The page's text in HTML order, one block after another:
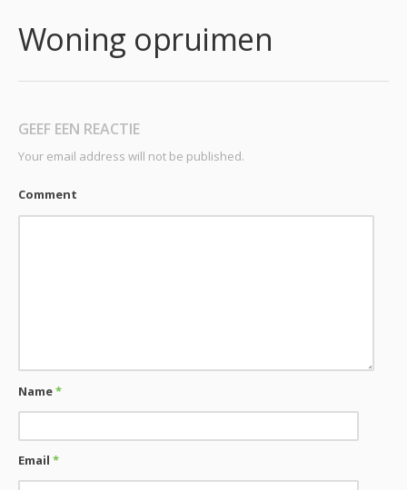
Woning opruimen
GEEF EEN REACTIE
Your email address will not be published.
Comment
Name*
Email*